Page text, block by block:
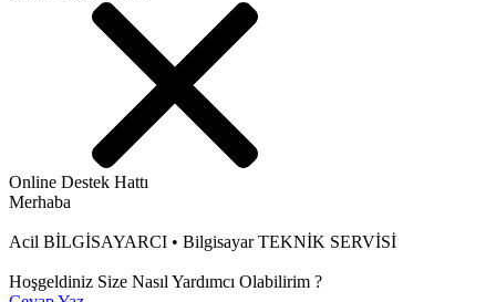
Online Destek Hattı
Merhaba
Acil BİLGİSAYARCI • Bilgisayar TEKNİK SERVİSİ
Hoşgeldiniz Size Nasıl Yardımcı Olabilirim ?